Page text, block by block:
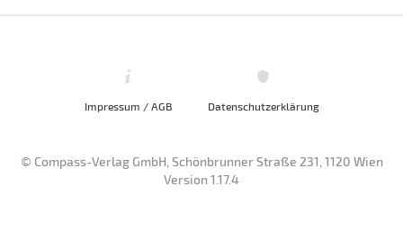
Impressum / AGB Datenschutzerklärung
© Compass-Verlag GmbH, Schönbrunner Straße 231, 1120 Wien
Version 1.17.4